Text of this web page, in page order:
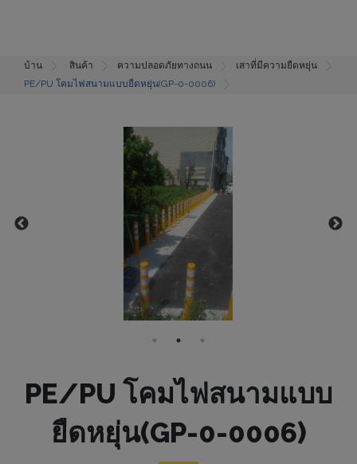
บ้าน สินค้า ความปลอดภัยทางถนน
เสาที่มีความยืดหยุ่น
PE/PU โคมไฟสนามแบบยืดหยุ่น(GP-0-0006)
PE/PU โคมไฟสนามแบบ
ยืดหยุ่น(GP-0-0006)